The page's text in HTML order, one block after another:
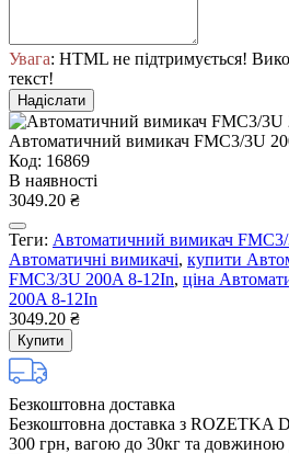
Увага: HTML не підтримується!
текст!
Надіслати
Автоматичний вимикач FMC3/3U
Код: 16869
В наявності
3049.20 ₴
Теги: Автоматичний вимикач
Автоматичні вимикачі, купити
FMC3/3U 200A 8-12In, ціна
200A 8-12In
3049.20 ₴
Купити
Безкоштовна доставка
Безкоштовна доставка з ROZETKA
300 грн, вагою до 30кг та довжиною